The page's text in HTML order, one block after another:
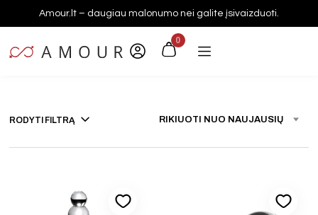
Amour.lt – daugiau malonumo nei galite įsivaizduoti.
0
Pradžia Produktai ICICLES
RODYTI FILTRĄ RIKIUOTI NUO NAUJAUSIŲ